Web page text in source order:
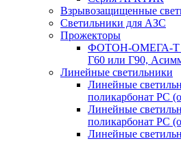
Взрывозащищенные
Светильники для АЗС
Прожекторы
ФОТОН-ОМЕГА-Т
Г60 или Г90,
Линейные светильники
Линейные
поликарбонат РС
Линейные
поликарбонат РС
Линейные